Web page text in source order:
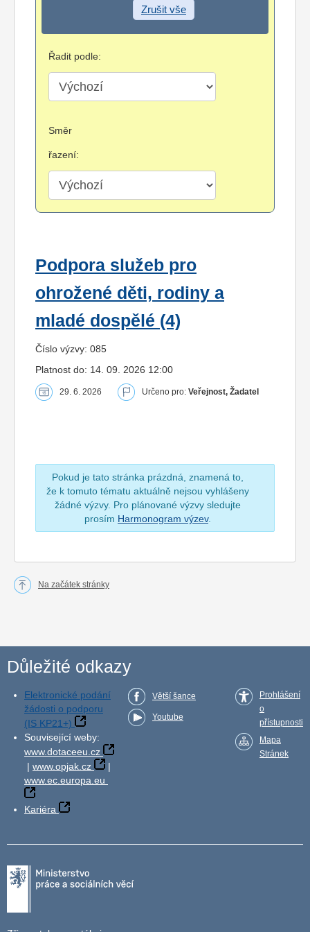
Zrušit vše
Řadit podle:
Směr
řazení:
Podpora služeb pro
ohrožené děti, rodiny a
mladé dospělé (4)
Číslo výzvy: 085
Platnost do: 14. 09. 2026 12:00
29. 6. 2026 Určeno pro: Veřejnost, Žadatel
Pokud je tato stránka prázdná, znamená to,
že k tomuto tématu aktuálně nejsou vyhlášeny
žádné výzvy. Pro plánované výzvy sledujte
prosím Harmonogram výzev.
Na začátek stránky
Důležité odkazy
Elektronické podání
žádosti o podporu
(IS KP21+)
Související weby:
www.dotaceeu.cz
| www.opjak.cz
|
www.ec.europa.eu
Kariéra
Větší šance
Youtube
Prohlášení
o
přístupnosti
Mapa
Stránek